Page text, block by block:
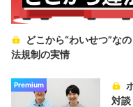
どこから“わいせつ”な
法規制の実情
Premium
対談